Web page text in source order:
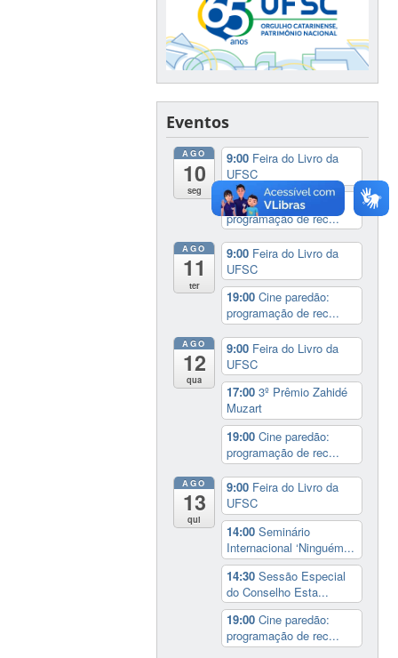
Eventos
AGO
10
seg
9:00 Feira do Livro da
UFSC
19:00 Cine paredão:
programação de rec...
AGO
11
ter
9:00 Feira do Livro da
UFSC
19:00Cine paredão:
programação de rec...
AGO
12
qua
9:00 Feira do Livro da
UFSC
17:003º Prêmio Zahidé
Muzart
19:00Cine paredão:
programação de rec...
AGO
13
qui
9:00 Feira do Livro da
UFSC
14:00Seminário
Internacional ‘Ninguém...
14:30Sessão Especial
do Conselho Esta...
19:00Cine paredão:
programação de rec...